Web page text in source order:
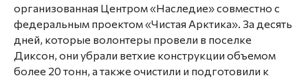
организованная Центром «Наследие» совместно с
федеральным проектом «Чистая Арктика». За десять
дней, которые волонтеры провели в поселке
Диксон, они убрали ветхие конструкции объемом
более 20 тонн, а также очистили и подготовили к